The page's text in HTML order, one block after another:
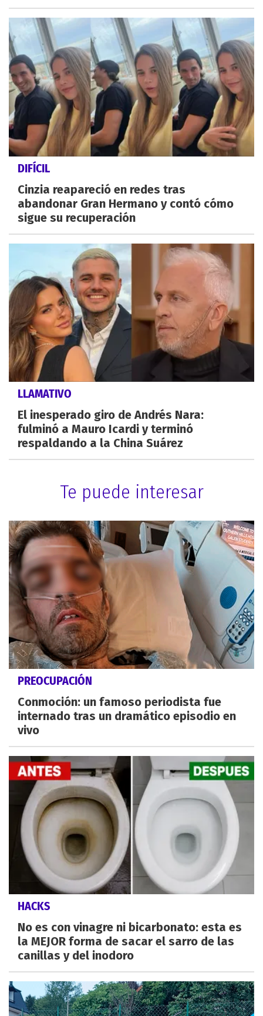
DIFÍCIL
Cinzia reapareció en redes tras
abandonar Gran Hermano y contó cómo
sigue su recuperación
LLAMATIVO
El inesperado giro de Andrés Nara:
fulminó a Mauro Icardi y terminó
respaldando a la China Suárez
Te puede interesar
PREOCUPACIÓN
Conmoción: un famoso periodista fue
internado tras un dramático episodio en
vivo
HACKS
No es con vinagre ni bicarbonato: esta es
la MEJOR forma de sacar el sarro de las
canillas y del inodoro